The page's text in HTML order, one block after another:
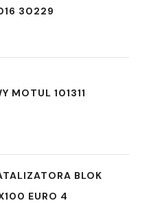
30229
MOTUL 101311
BLOK
EURO 4